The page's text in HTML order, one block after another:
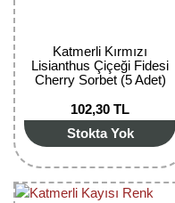
Katmerli Kırmızı
Lisianthus Çiçeği Fidesi
Cherry Sorbet (5 Adet)
102,30 TL
Stokta Yok
Trabzon Hurması Fidanı
Üzüm Fidanı
Vişne Fidanı
Yaban Mersini Fidanı